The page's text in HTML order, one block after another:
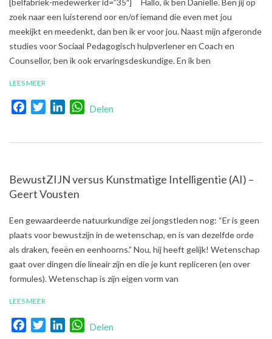
zoek naar een luisterend oor en/of iemand die even met jou
meekijkt en meedenkt, dan ben ik er voor jou. Naast mijn afgeronde
studies voor Sociaal Pedagogisch hulpverlener en Coach en
Counsellor, ben ik ook ervaringsdeskundige. En ik ben
LEES MEER
FacebookTwitterLinkedInWhatsApp
Delen
BewustZIJN versus Kunstmatige Intelligentie (AI) –
Geert Vousten
2018-
10-
10
Een gewaardeerde natuurkundige zei jongstleden nog: “Er is geen
plaats voor bewustzijn in de wetenschap, en is van dezelfde orde
als draken, feeën en eenhoorns.” Nou, hij heeft gelijk! Wetenschap
gaat over dingen die lineair zijn en die je kunt repliceren (en over
formules). Wetenschap is zijn eigen vorm van
LEES MEER
FacebookTwitterLinkedInWhatsApp
Delen